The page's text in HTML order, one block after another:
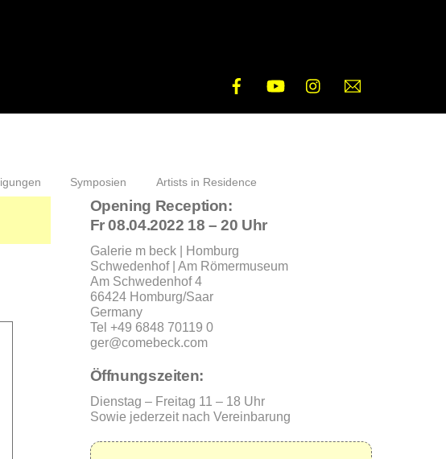
Symposien Artists in Residence
Opening Reception:
Fr 08.04.2022 18 – 20 Uhr
Galerie m beck | Homburg
Schwedenhof | Am Römermuseum
Am Schwedenhof 4
66424 Homburg/Saar
Germany
Tel +49 6848 70119 0
ger@comebeck.com
Öffnungszeiten:
Dienstag – Freitag 11 – 18 Uhr
Sowie jederzeit nach Vereinbarung